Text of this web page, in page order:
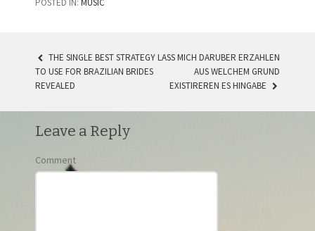
POSTED IN: MUSIC
POST NAVIGATION
THE SINGLE BEST STRATEGY
TO USE FOR BRAZILIAN BRIDES
REVEALED
LASS MICH DARUBER ERZAHLEN
AUS WELCHEM GRUND
EXISTIREREN ES HINGABE
Leave a Reply
Comment